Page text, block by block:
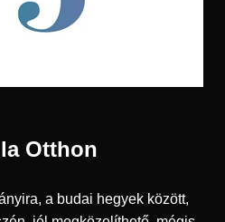
Otthon
a budai hegyek között,